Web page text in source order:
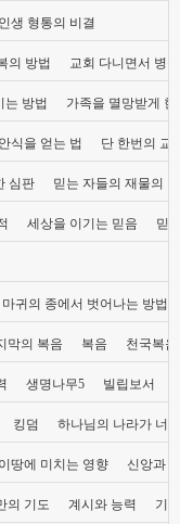
인생 형통의 비결
의 방법 교회 다니면서 병
는 방법 가족을 멸망받게 한
안식을 얻는 법 단 한번의 교
심판 믿는 자들의 재물의
세상을 이기는 믿음 믿
마귀의 종에서 벗어나는 방법
막의 복음 복음 천국복음
생명나무5 빌립보서
킹덤 하나님의 나라가 너
땅에 미치는 영향 신앙과
의 기도 계시와 능력 기